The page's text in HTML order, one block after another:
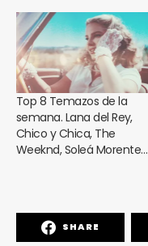
Top 8 Temazos de la
semana. Lana del Rey,
Chico y Chica, The
Weeknd, Soleá Morente…
SHARE